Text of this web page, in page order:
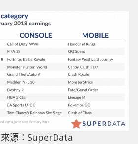
源：SuperData